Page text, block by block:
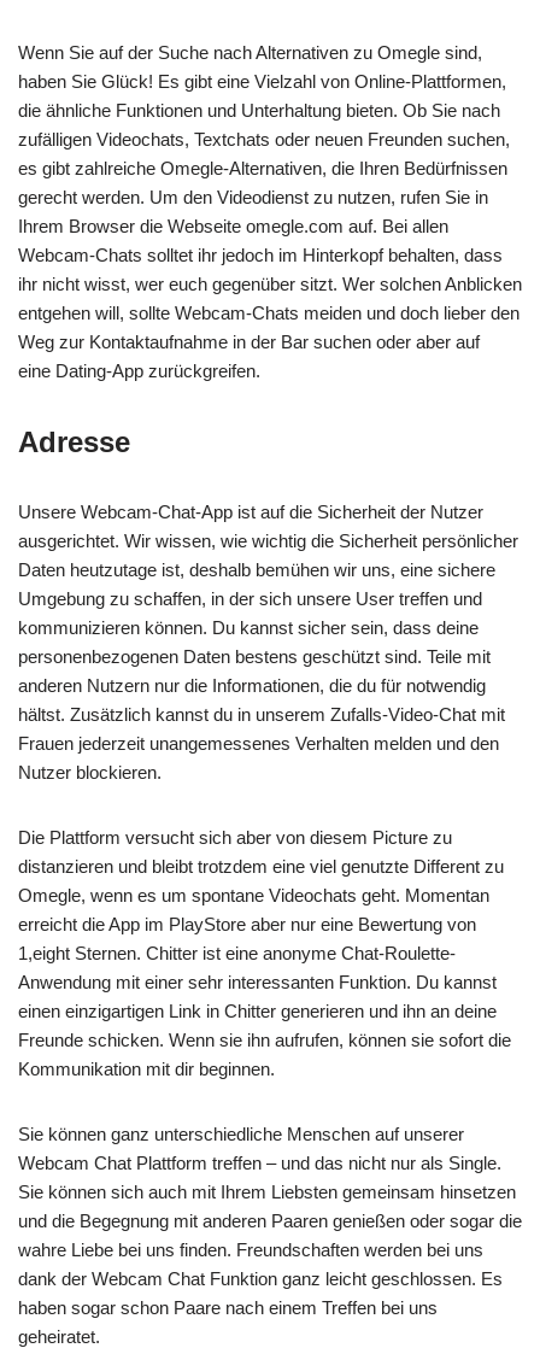
Wenn Sie auf der Suche nach Alternativen zu Omegle sind,
haben Sie Glück! Es gibt eine Vielzahl von Online-Plattformen,
die ähnliche Funktionen und Unterhaltung bieten. Ob Sie nach
zufälligen Videochats, Textchats oder neuen Freunden suchen,
es gibt zahlreiche Omegle-Alternativen, die Ihren Bedürfnissen
gerecht werden. Um den Videodienst zu nutzen, rufen Sie in
Ihrem Browser die Webseite omegle.com auf. Bei allen
Webcam-Chats solltet ihr jedoch im Hinterkopf behalten, dass
ihr nicht wisst, wer euch gegenüber sitzt. Wer solchen Anblicken
entgehen will, sollte Webcam-Chats meiden und doch lieber den
Weg zur Kontaktaufnahme in der Bar suchen oder aber auf
eine Dating-App zurückgreifen.
Adresse
Unsere Webcam-Chat-App ist auf die Sicherheit der Nutzer
ausgerichtet. Wir wissen, wie wichtig die Sicherheit persönlicher
Daten heutzutage ist, deshalb bemühen wir uns, eine sichere
Umgebung zu schaffen, in der sich unsere User treffen und
kommunizieren können. Du kannst sicher sein, dass deine
personenbezogenen Daten bestens geschützt sind. Teile mit
anderen Nutzern nur die Informationen, die du für notwendig
hältst. Zusätzlich kannst du in unserem Zufalls-Video-Chat mit
Frauen jederzeit unangemessenes Verhalten melden und den
Nutzer blockieren.
Die Plattform versucht sich aber von diesem Picture zu
distanzieren und bleibt trotzdem eine viel genutzte Different zu
Omegle, wenn es um spontane Videochats geht. Momentan
erreicht die App im PlayStore aber nur eine Bewertung von
1,eight Sternen. Chitter ist eine anonyme Chat-Roulette-
Anwendung mit einer sehr interessanten Funktion. Du kannst
einen einzigartigen Link in Chitter generieren und ihn an deine
Freunde schicken. Wenn sie ihn aufrufen, können sie sofort die
Kommunikation mit dir beginnen.
Sie können ganz unterschiedliche Menschen auf unserer
Webcam Chat Plattform treffen – und das nicht nur als Single.
Sie können sich auch mit Ihrem Liebsten gemeinsam hinsetzen
und die Begegnung mit anderen Paaren genießen oder sogar die
wahre Liebe bei uns finden. Freundschaften werden bei uns
dank der Webcam Chat Funktion ganz leicht geschlossen. Es
haben sogar schon Paare nach einem Treffen bei uns
geheiratet.